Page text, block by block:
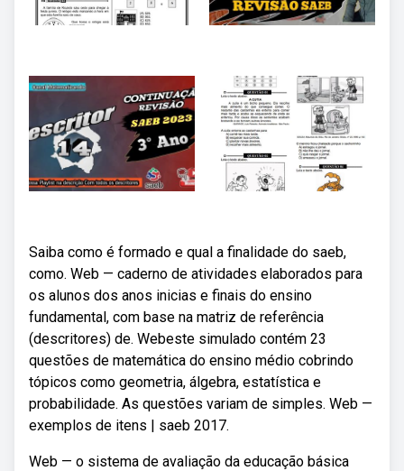
Saiba como é formado e qual a finalidade do saeb,
como. Web — caderno de atividades elaborados para
os alunos dos anos inicias e finais do ensino
fundamental, com base na matriz de referência
(descritores) de. Webeste simulado contém 23
questões de matemática do ensino médio cobrindo
tópicos como geometria, álgebra, estatística e
probabilidade. As questões variam de simples. Web —
exemplos de itens | saeb 2017.
Web — o sistema de avaliação da educação básica